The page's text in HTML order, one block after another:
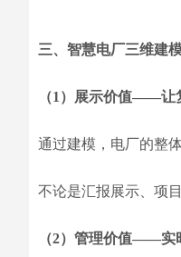
三、智慧电厂三维建
（1）展示价值——让
通过建模，电厂的整
不论是汇报展示、项
（2）管理价值——实